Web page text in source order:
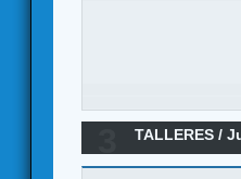
TALLERES /